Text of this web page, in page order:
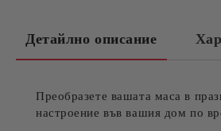
Детайлно описание
Преобразете вашата маса в
настроение във вашия дом по